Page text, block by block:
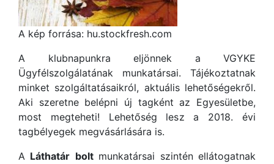
A kép forrása: hu.stockfresh.com
A klubnapunkra eljönnek a VGYKE
Ügyfélszolgálatának munkatársai. Tájékoztatnak
minket szolgáltatásaikról, aktuális lehetőségekről.
Aki szeretne belépni új tagként az Egyesületbe,
most megteheti! Lehetőség lesz a 2018. évi
tagbélyegek megvásárlására is.
A Láthatár boltmunkatársai szintén ellátogatnak